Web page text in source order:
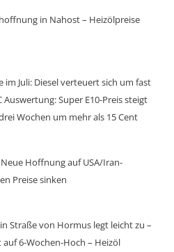
in Nahost – Heizölpreise
im Juli: Diesel verteuert sich um fast
Auswertung: Super E10-Preis steigt
Wochen um mehr als 15 Cent
Hoffnung auf USA/Iran-
Preise sinken
Straße von Hormus legt leicht zu –
auf 6-Wochen-Hoch – Heizöl